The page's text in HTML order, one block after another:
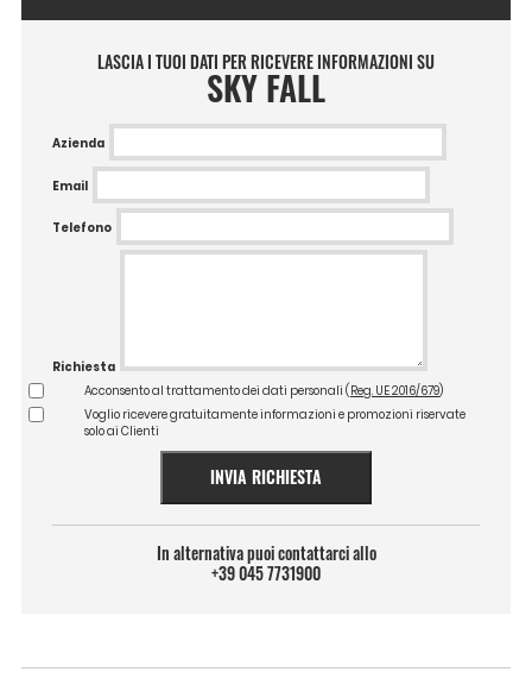
LASCIA I TUOI DATI PER RICEVERE INFORMAZIONI SU
SKY FALL
Azienda
Email
Telefono
Richiesta
Acconsento al trattamento dei dati personali ( Reg. UE 2016/679)
Voglio ricevere gratuitamente informazioni e promozioni riservate
solo ai Clienti
INVIA RICHIESTA
In alternativa puoi contattarci allo
+39 045 7731900